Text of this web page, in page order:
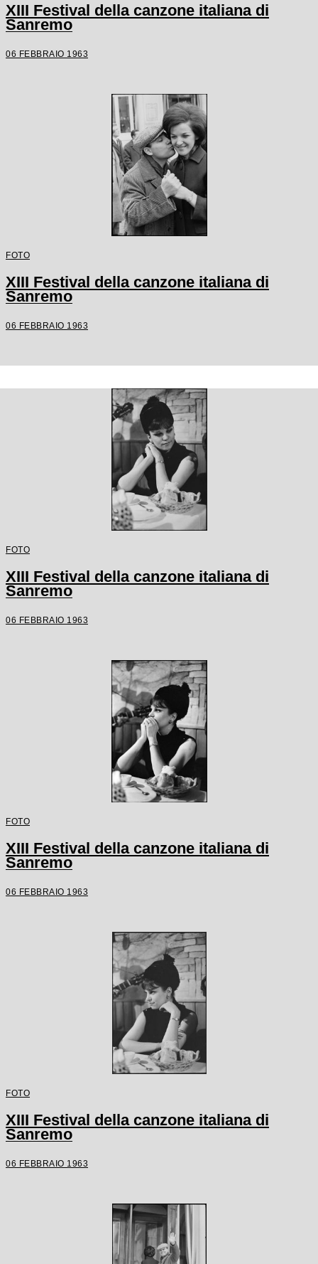
XIII Festival della canzone italiana di
Sanremo
06 FEBBRAIO 1963
FOTO
XIII Festival della canzone italiana di
Sanremo
06 FEBBRAIO 1963
FOTO
XIII Festival della canzone italiana di
Sanremo
06 FEBBRAIO 1963
FOTO
XIII Festival della canzone italiana di
Sanremo
06 FEBBRAIO 1963
FOTO
XIII Festival della canzone italiana di
Sanremo
06 FEBBRAIO 1963